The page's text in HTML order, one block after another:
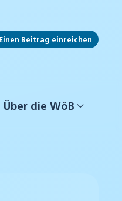
Einen Beitrag einreichen
Über die WöB